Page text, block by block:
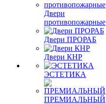
Двери
противопожарные
Двери ПРОРАБ
Двери КНР
ЭСТЕТИКА
ПРЕМИАЛЬНЫЙ